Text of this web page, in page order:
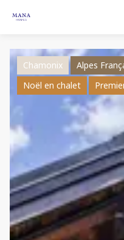
Chamonix
Alpes
Noël en chalet